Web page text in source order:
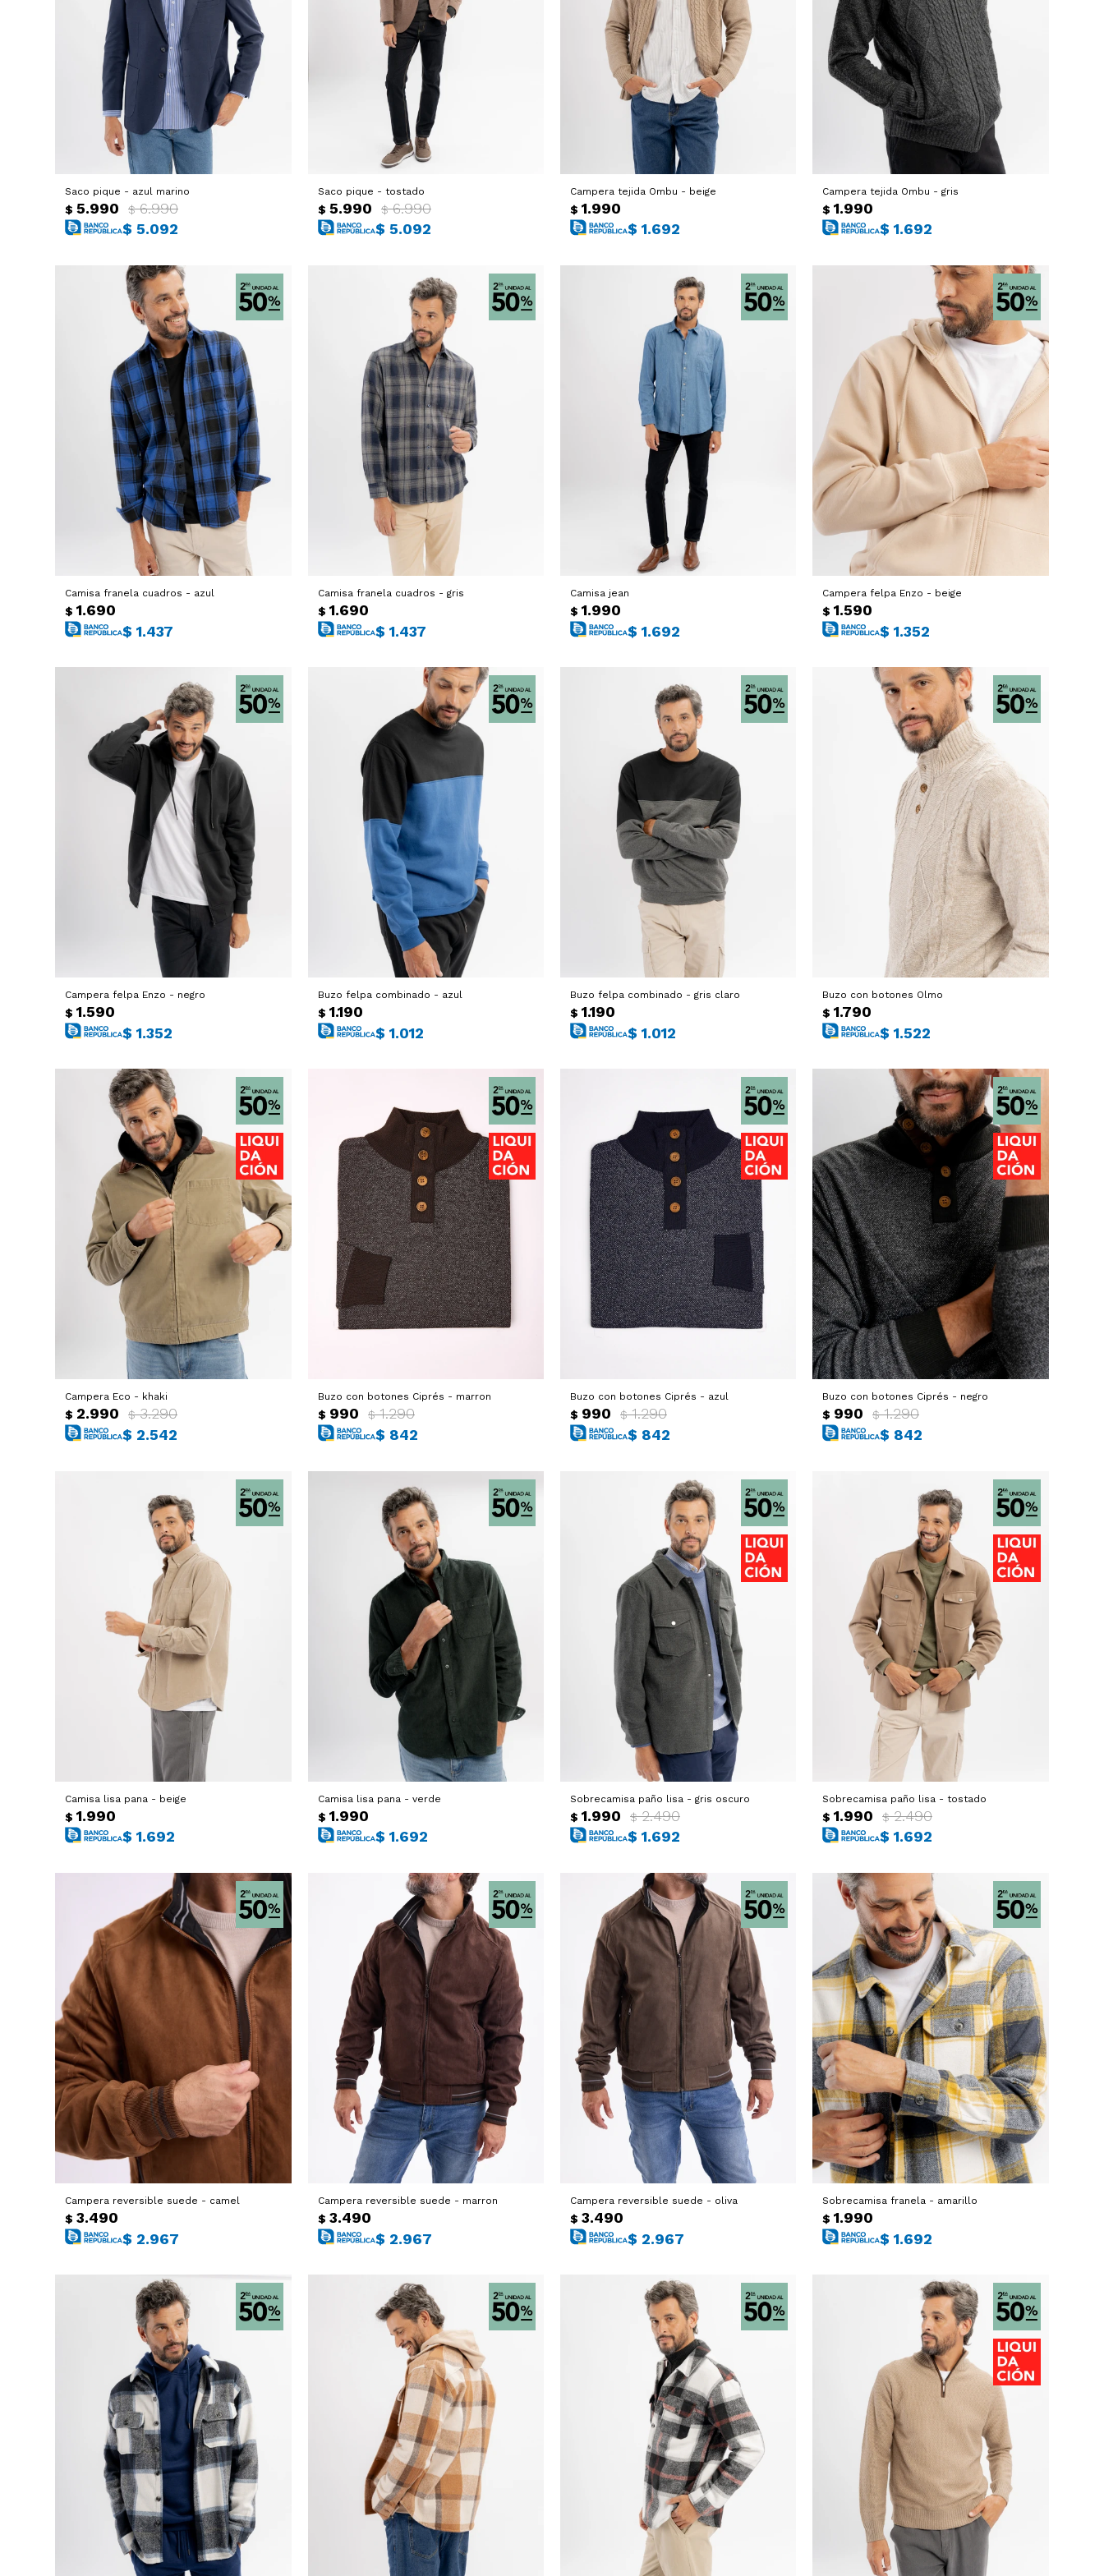
Saco pique - azul marino
$ 5.990 $ 6.990
$ 5.092
Saco pique - tostado
$ 5.990 $ 6.990
$ 5.092
Campera tejida Ombu - beige
$ 1.990
$ 1.692
Campera tejida Ombu - gris
$ 1.990
$ 1.692
Camisa franela cuadros - azul
$ 1.690
$ 1.437
Camisa franela cuadros - gris
$ 1.690
$ 1.437
Camisa jean
$ 1.990
$ 1.692
Campera felpa Enzo - beige
$ 1.590
$ 1.352
Campera felpa Enzo - negro
$ 1.590
$ 1.352
Buzo felpa combinado - azul
$ 1.190
$ 1.012
Buzo felpa combinado - gris claro
$ 1.190
$ 1.012
Buzo con botones Olmo
$ 1.790
$ 1.522
Campera Eco - khaki
$ 2.990 $ 3.290
$ 2.542
Buzo con botones Ciprés - marron
$ 990 $ 1.290
$ 842
Buzo con botones Ciprés - azul
$ 990 $ 1.290
$ 842
Buzo con botones Ciprés - negro
$ 990 $ 1.290
$ 842
Camisa lisa pana - beige
$ 1.990
$ 1.692
Camisa lisa pana - verde
$ 1.990
$ 1.692
Sobrecamisa paño lisa - gris oscuro
$ 1.990 $ 2.490
$ 1.692
Sobrecamisa paño lisa - tostado
$ 1.990 $ 2.490
$ 1.692
Campera reversible suede - camel
$ 3.490
$ 2.967
Campera reversible suede - marron
$ 3.490
$ 2.967
Campera reversible suede - oliva
$ 3.490
$ 2.967
Sobrecamisa franela - amarillo
$ 1.990
$ 1.692